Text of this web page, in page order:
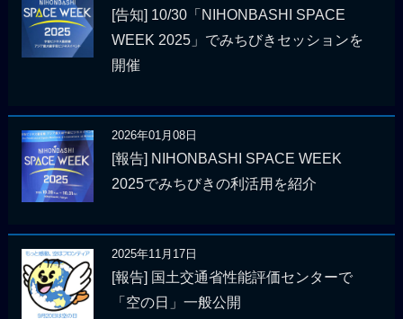
[告知] 10/30「NIHONBASHI SPACE
WEEK 2025」でみちびきセッションを
開催
2026年01月08日
[報告] NIHONBASHI SPACE WEEK
2025でみちびきの利活用を紹介
2025年11月17日
[報告] 国土交通省性能評価センターで
「空の日」一般公開